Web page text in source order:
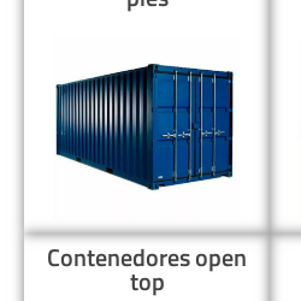
Contenedores open
top